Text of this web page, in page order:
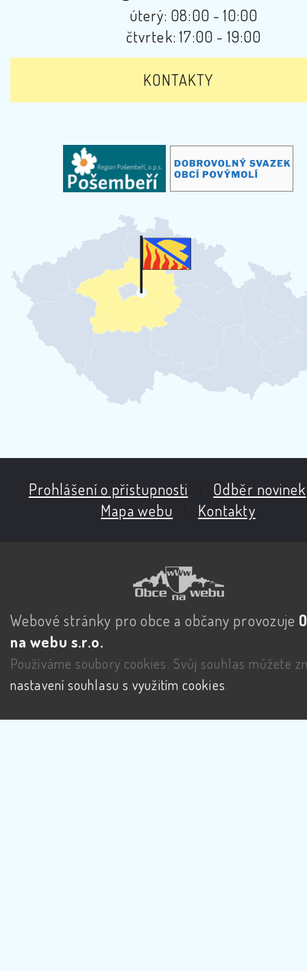
úterý: 08:00 - 10:00
čtvrtek: 17:00 - 19:00
KONTAKTY
Prohlášení o přístupnosti Odběr novinek
Mapa webu
Kontakty
Webové stránky pro obce a občany provozuje
na webu s.r.o.
Používáme soubory cookies. Svůj souhlas můžete
nastavení souhlasu s využitím cookies.